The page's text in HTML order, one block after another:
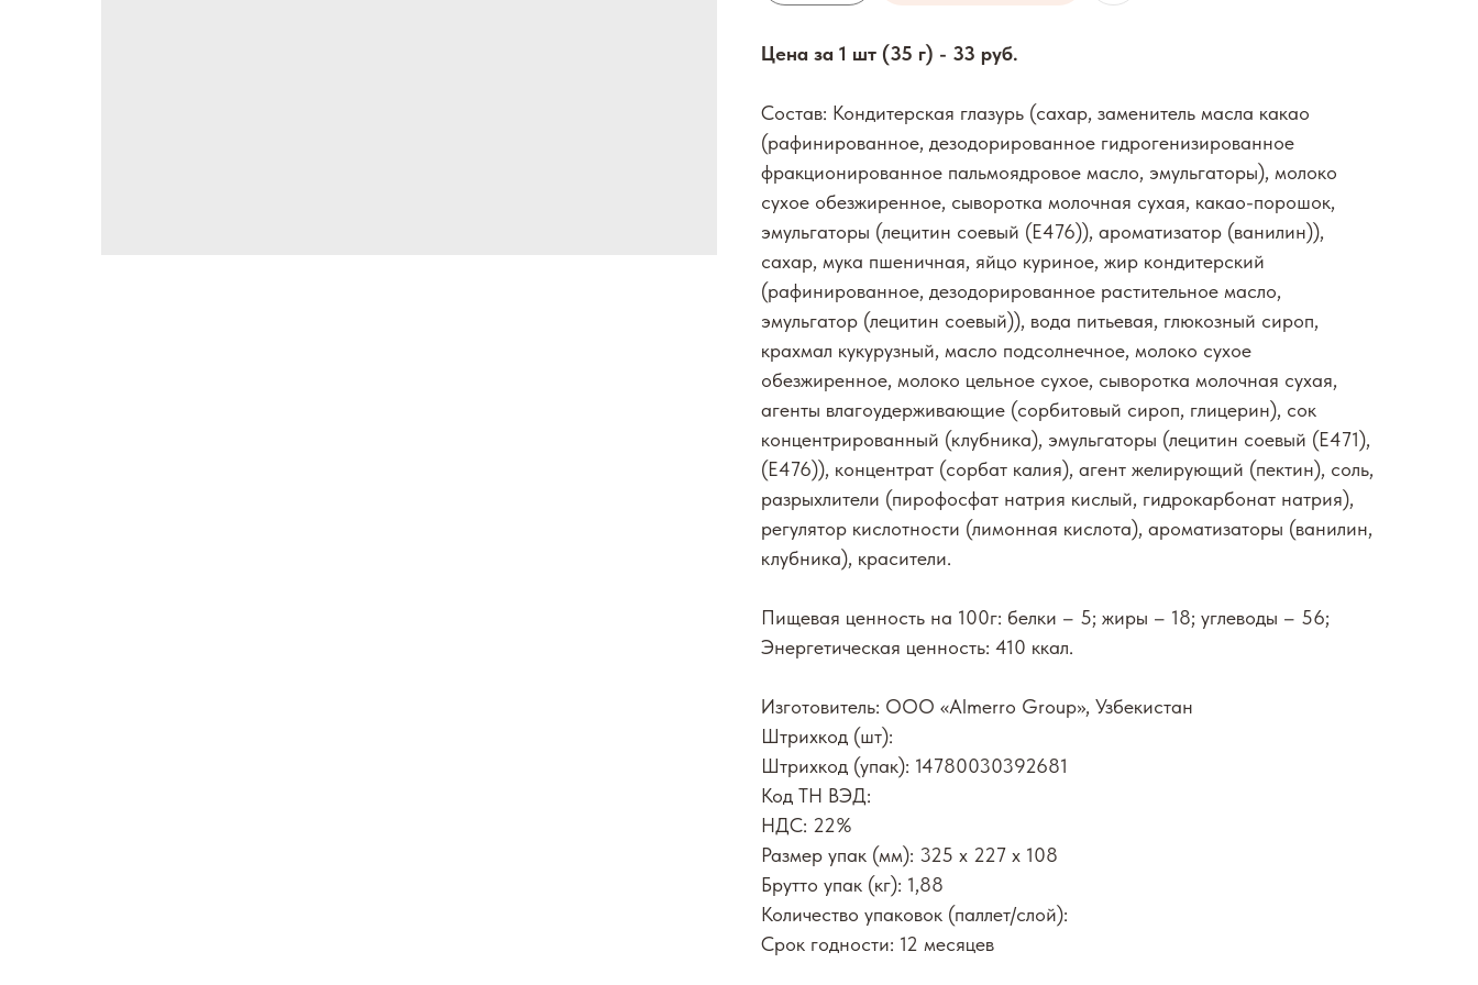
Цена за 1 шт (35 г) - 33 руб.
Состав: Кондитерская глазурь (сахар, заменитель масла какао
(рафинированное, дезодорированное гидрогенизированное
фракционированное пальмоядровое масло, эмульгаторы), молоко
сухое обезжиренное, сыворотка молочная сухая, какао-порошок,
эмульгаторы (лецитин соевый (Е476)), ароматизатор (ванилин)),
сахар, мука пшеничная, яйцо куриное, жир кондитерский
(рафинированное, дезодорированное растительное масло,
эмульгатор (лецитин соевый)), вода питьевая, глюкозный сироп,
крахмал кукурузный, масло подсолнечное, молоко сухое
обезжиренное, молоко цельное сухое, сыворотка молочная сухая,
агенты влагоудерживающие (сорбитовый сироп, глицерин), сок
концентрированный (клубника), эмульгаторы (лецитин соевый (Е471),
(Е476)), концентрат (сорбат калия), агент желирующий (пектин), соль,
разрыхлители (пирофосфат натрия кислый, гидрокарбонат натрия),
регулятор кислотности (лимонная кислота), ароматизаторы (ванилин,
клубника), красители.
Пищевая ценность на 100г: белки – 5; жиры – 18; углеводы – 56;
Энергетическая ценность: 410 ккал.
Изготовитель: ООО «Almerro Group», Узбекистан
Штрихкод (шт):
Штрихкод (упак): 14780030392681
Код ТН ВЭД:
НДС: 22%
Размер упак (мм): 325 х 227 х 108
Брутто упак (кг): 1,88
Количество упаковок (паллет/слой):
Срок годности: 12 месяцев